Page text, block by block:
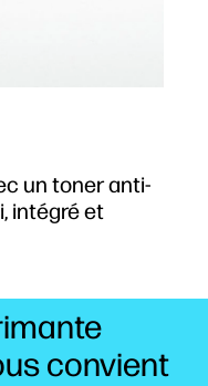
un toner anti-
intégré et
convient